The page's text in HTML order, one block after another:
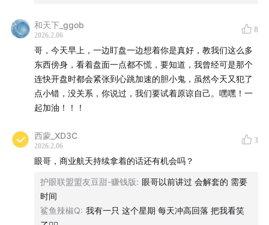
态，选定心仪的方向静待时机，远比在尾部行情中频繁操作
更有意义。
00:17:23 众生皆苦唯有自度：投资者的自我修养
“众生皆苦，唯有自度”，这句真言在股市中同样适用。即便
是有经验的老交易者，也会面临卖飞股票的失落感，但区别
在于能否迅速调整预案并进行补救。引用《妙法莲华经》中
“以一灯传诸灯”的典故，表达了坚持复盘并传播投资观念的
灯，在黑暗的股市摸索中提供一段光亮。投资之路终究要靠
自己走，不断提高抗压能力和盘面感知力是每个人的必修
课。
和天下_ggob
2026.2.06
8
哥，今天早上，一边盯盘一边想着你是真好，教我们这么多
东西傍身，看着盘面一点都不慌，要知道，我曾经可是那个
连快开盘时都会紧张到心跳加速的胆小鬼，虽然今天又犯了
点小错，没关系，你说过，我们要试着原谅自己。嘿嘿！一
起加油！！！
西蒙_XD3C
2026.2.06
3
眼哥，商业航天持续拿着的话还有机会吗？
护眼联盟盟友豆甜-赚钱版: 眼哥以前讲过 会解套的 需要
时间
鲨鱼辣椒Q: 我有一只 这个星期 每天冲高回落 把我看笑